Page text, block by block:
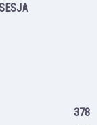
378